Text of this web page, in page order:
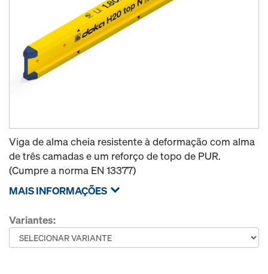
Viga de alma cheia resistente à deformação com alma
de três camadas e um reforço de topo de PUR.
(Cumpre a norma EN 13377)
MAIS INFORMAÇÕES
Variantes: